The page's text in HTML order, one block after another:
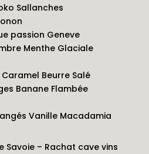
Sallanches
passion Geneve
Menthe Glaciale
Beurre Salé
Banane Flambée
Vanille Macadamia
Savoie – Rachat cave vins